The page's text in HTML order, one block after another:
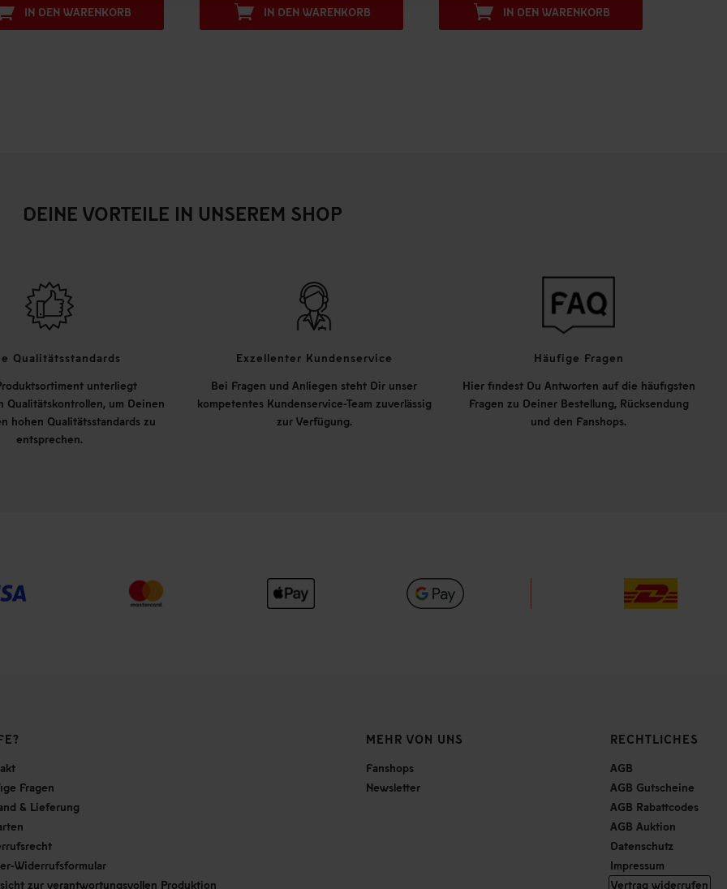
IN DEN WARENKORB IN DEN WARENKORB IN DEN WARENKORB
DEINE VORTEILE IN UNSEREM SHOP
Qualitätsstandards
unterliegt
Qualitätskontrollen, um Deinen
hohen Qualitätsstandards zu
entsprechen.
Exzellenter Kundenservice
Bei Fragen und Anliegen steht Dir unser
kompetentes Kundenservice-Team zuverlässig
zur Verfügung.
Häufige Fragen
Hier findest Du Antworten auf die häufigsten
Fragen zu Deiner Bestellung, Rücksendung
und den Fanshops.
Fragen
& Lieferung
Widerrufsformular
zur verantwortungsvollen Produktion
MEHR VON UNS
Fanshops
Newsletter
RECHTLICHES
AGB
AGB Gutscheine
AGB Rabattcodes
AGB Auktion
Datenschutz
Impressum
Vertrag widerrufen